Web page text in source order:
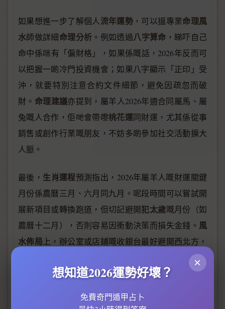
如果想進一步了解個人 流年運勢 ，可以搵專業命理風
水師做詳細命理分析 。例如透過八字算命 ，睇吓自己
命中係咪有「偏財格」，如果係嘅話，2026年反而可
以把握一啲冷門投資機會；如果八字顯示「正印」受
沖，就要特別注意合約文件細節，避免因疏忽而破
財。 命理建議亦提到，屬羊人2026年適合同屬馬、屬
兔嘅人合作，佢哋會帶嚟桃花運同財運，尤其係從事
銷售或創作行業嘅朋友，不妨多啲參加社交活動擴大
人脈。
最後， 生肖運程預測指出，2026年屬羊人嘅財運關鍵
月份係農曆三月、六月同九月。呢段時間可以嘗試開
展新項目或轉換跑道，但切記避開犯太歲嘅月份（如
農曆十二月），否則容易因衝動決策而損失金錢。 風
水佈局 上，辦公室或店鋪嘅收銀台最好避開西北方，
改為面向正東，配合綠色植物或流水擺設，有助提升
中嘅「動中求財」機會。
×
想知道2026運勢好壞？
免費奇門遁甲占卜